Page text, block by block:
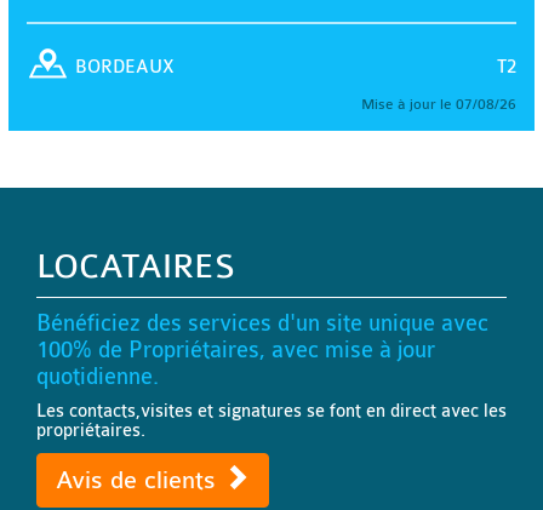
T2
BORDEAUX
Mise à jour le 07/08/26
LOCATAIRES
Bénéficiez des services d'un site unique avec
100% de Propriétaires, avec mise à jour
quotidienne.
Les contacts,visites et signatures se font en direct avec les
propriétaires.
Avis de clients